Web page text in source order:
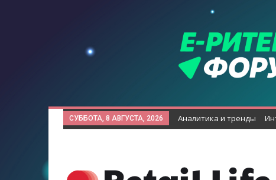
СУББОТА, 8 АВГУСТА, 2026 Аналитика и тренды